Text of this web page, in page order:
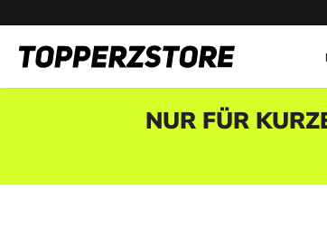
NUR FÜR